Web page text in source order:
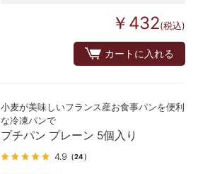
￥432(税込)
カートに入れる
小麦が美味しいフランス産お食事パンを便利
な冷凍パンで
プチパン プレーン 5個入り
4.9 （24）